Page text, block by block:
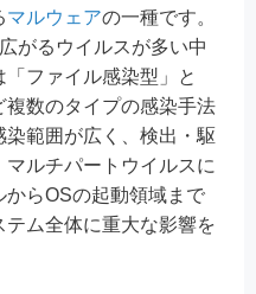
マルウェアの一種です。
がるウイルスが多い中
ファイル感染型」と
複数のタイプの感染手法
範囲が広く、検出・駆
ルチパートウイルスに
らOSの起動領域まで
ム全体に重大な影響を